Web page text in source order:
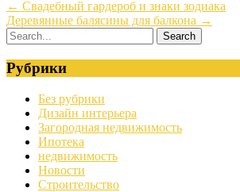
← Свадебный гардероб и знаки зодиака
Деревянные балясины для балкона →
Рубрики
Без рубрики
Дизайн интерьера
Загородная недвижимость
Ипотека
недвижимость
Новости
Строительство